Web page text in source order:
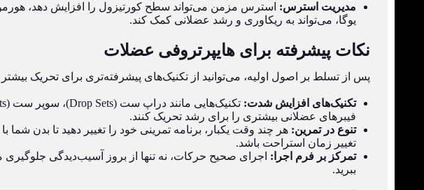
مدیریت استرس: استرس مزمن می‌تواند سطح کورتیزول را افزایش دهد،
یوگا، می‌تواند به ریکاوری و رشد عضلانی کمک کند.
نکات پیشرفته برای هایپرتروفی عضلات
پس از تسلط بر اصول اولیه، می‌توانید از تکنیک‌های پیشرفته‌تری برای تحریک
تکنیک‌های افزایش شدت:
فیبرهای عضلانی بیشتری را برای رشد تحریک کنند.
تنوع در تمرین: هر چند وقت یکبار، برنامه تمرینی خود را تغییر دهید تا بدن
تغییر زمان استراحت باشد.
تمرکز بر فرم اجرا: اجرای صحیح حرکات، نه تنها از بروز آسیب‌دیدگی
ببرید.